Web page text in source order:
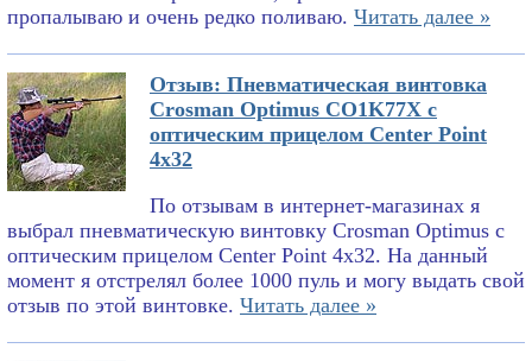
пропалываю и очень редко поливаю. Читать далее »
Отзыв: Пневматическая винтовка
Crosman Optimus CO1K77X с
оптическим прицелом Center Point
4x32
По отзывам в интернет-магазинах я
выбрал пневматическую винтовку Crosman Optimus с
оптическим прицелом Center Point 4x32. На данный
момент я отстрелял более 1000 пуль и могу выдать свой
отзыв по этой винтовке. Читать далее »